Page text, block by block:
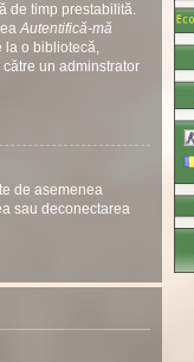
de timp prestabilită.
Autentifică-mă
la o bibliotecă,
un adminstrator
de asemenea
sau deconectarea